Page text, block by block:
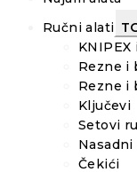
Ručni alati
KNIPEX
Rezne i
Rezne i
Ključevi
Setovi
Čekići